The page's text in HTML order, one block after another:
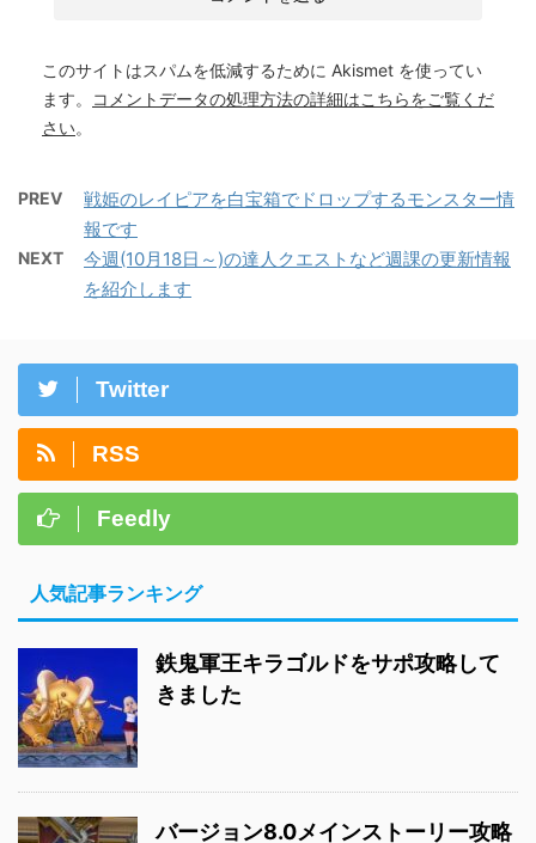
このサイトはスパムを低減するために Akismet を使ってい
ます。
コメントデータの処理方法の詳細はこちらをご覧くだ
さい。
PREV
戦姫のレイピアを白宝箱でドロップするモンスター情
報です
NEXT
今週(10月18日～)の達人クエストなど週課の更新情報
を紹介します
Twitter
RSS
Feedly
人気記事ランキング
鉄鬼軍王キラゴルドをサポ攻略して
きました
バージョン8.0メインストーリー攻略